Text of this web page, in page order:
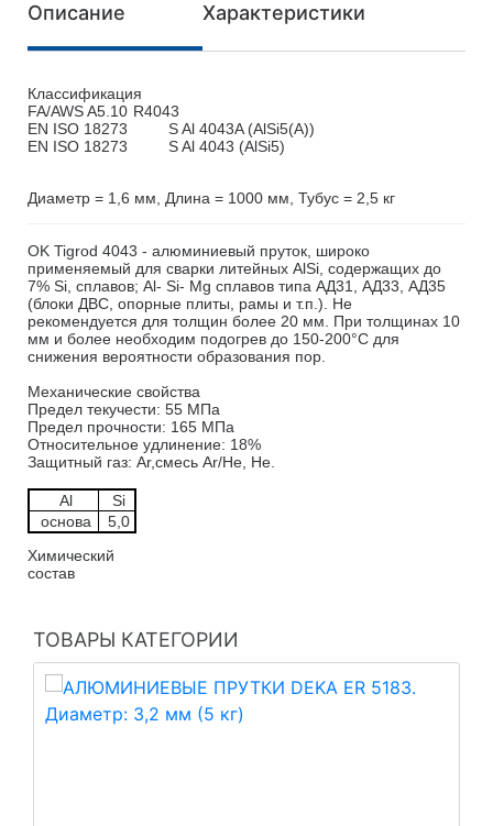
Описание Характеристики
Классификация
FA/AWS A5.10 R4043
EN ISO 18273
S Al 4043A (AlSi5(A))
EN ISO 18273
S Al 4043 (AlSi5)
Диаметр = 1,6 мм, Длина = 1000 мм, Тубус = 2,5 кг
OK Tigrod 4043 - алюминиевый пруток, широко
применяемый для сварки литейных AlSi, содержащих до
7% Si, сплавов; Al- Si- Mg сплавов типа АД31, АД33, АД35
(блоки ДВС, опорные плиты, рамы и т.п.). Не
рекомендуется для толщин более 20 мм. При толщинах 10
мм и более необходим подогрев до 150-200°C для
снижения вероятности образования пор.
Механические свойства
Предел текучести: 55 МПа
Предел прочности: 165 МПа
Относительное удлинение: 18%
Защитный газ: Ar,смесь Ar/He, He.
Химический
состав
Al
Si
основа
5,0
ТОВАРЫ КАТЕГОРИИ